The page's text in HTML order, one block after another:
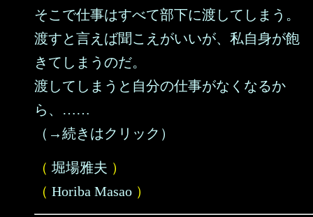
そこで仕事はすべて部下に渡してしまう。
渡すと言えば聞こえがいいが、私自身が飽
きてしまうのだ。
渡してしまうと自分の仕事がなくなるか
ら、……
（→続きはクリック）
（ 堀場雅夫 ）
（ Horiba Masao ）